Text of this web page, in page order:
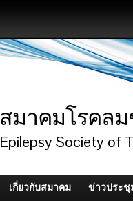
สมาคมโรคลม
Epilepsy Society of
เกี่ยวกับสมาคม ข่าวประชุ